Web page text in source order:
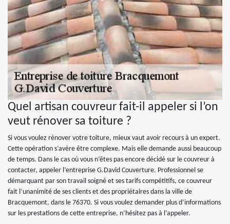
Quel artisan couvreur fait-il appeler si l’on
veut rénover sa toiture ?
Si vous voulez rénover votre toiture, mieux vaut avoir recours à un expert.
Cette opération s’avère être complexe. Mais elle demande aussi beaucoup
de temps. Dans le cas où vous n’êtes pas encore décidé sur le couvreur à
contacter, appeler l’entreprise G.David Couverture. Professionnel se
démarquant par son travail soigné et ses tarifs compétitifs, ce couvreur
fait l’unanimité de ses clients et des propriétaires dans la ville de
Bracquemont, dans le 76370. Si vous voulez demander plus d’informations
sur les prestations de cette entreprise, n’hésitez pas à l’appeler.